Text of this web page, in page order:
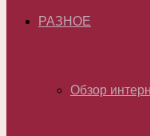
РАЗНОЕ
Обзор